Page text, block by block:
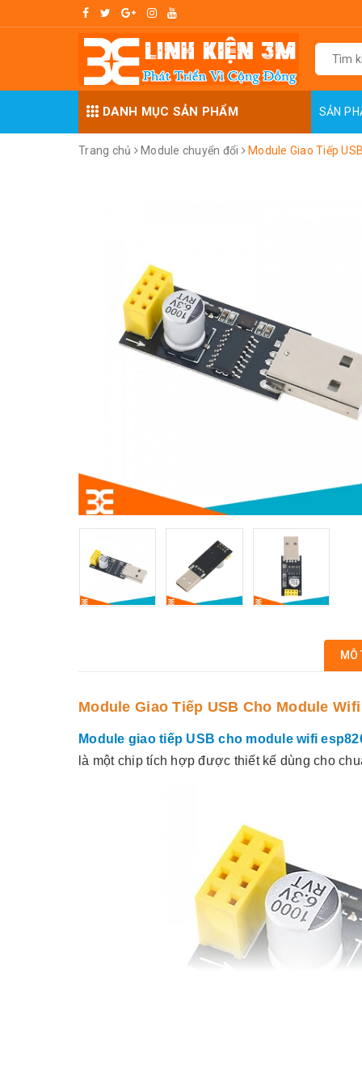
DANH MỤC SẢN PHẨM SẢN
Trang chủ Module chuyển đổi Module Giao Tiếp
MÔ
Module Giao Tiếp USB Cho Module Wifi
Module giao tiếp USB cho module wifi
là một chip tích hợp được thiết kế dùng cho